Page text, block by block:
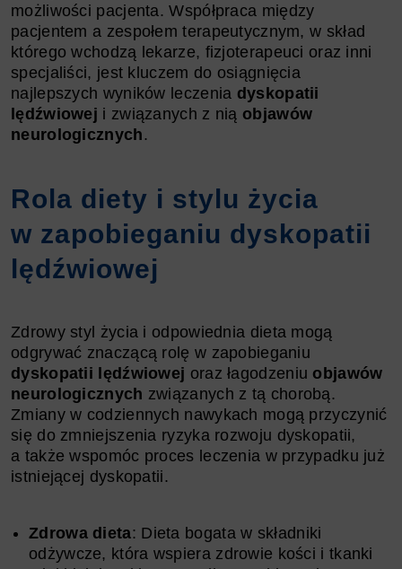
możliwości pacjenta. Współpraca między
pacjentem a zespołem terapeutycznym, w skład
którego wchodzą lekarze, fizjoterapeuci oraz inni
specjaliści, jest kluczem do osiągnięcia
najlepszych wyników leczenia dyskopatii
lędźwiowej i związanych z nią objawów
neurologicznych.
Rola diety i stylu życia
w zapobieganiu dyskopatii
lędźwiowej
Zdrowy styl życia i odpowiednia dieta mogą
odgrywać znaczącą rolę w zapobieganiu
dyskopatii lędźwiowej oraz łagodzeniu objawów
neurologicznych związanych z tą chorobą.
Zmiany w codziennych nawykach mogą przyczynić
się do zmniejszenia ryzyka rozwoju dyskopatii,
a także wspomóc proces leczenia w przypadku już
istniejącej dyskopatii.
Zdrowa dieta: Dieta bogata w składniki
odżywcze, która wspiera zdrowie kości i tkanki